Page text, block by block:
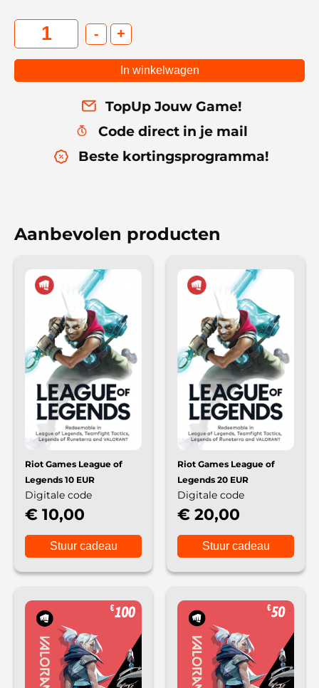
- +
In winkelwagen
TopUp Jouw Game!
Code direct in je mail
Beste kortingsprogramma!
Aanbevolen producten
Riot Games League of
Legends 10 EUR
Digitale code
€ 10,00
Stuur cadeau
Riot Games League of
Legends 20 EUR
Digitale code
€ 20,00
Stuur cadeau